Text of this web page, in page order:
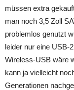
müssen extra
man noch 3,5 Zoll
problemlos genutzt
leider nur eine USB-
Wireless-USB wäre
kann ja vielleicht
Generationen